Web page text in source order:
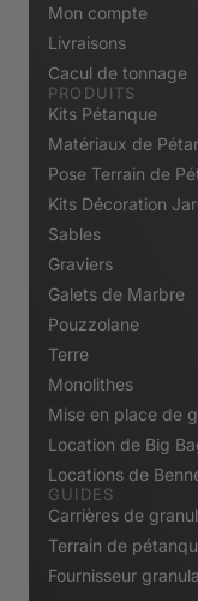
Mon compte
Livraisons
Cacul de tonnage
PRODUITS
Kits Pétanque
Matériaux de
Pose Terrain de
Kits Décoration
Sables
Graviers
Galets de Marbre
Pouzzolane
Terre
Monolithes
Mise en place de
Location de Big
Locations de
GUIDES
Carrières de
Terrain de
Fournisseur